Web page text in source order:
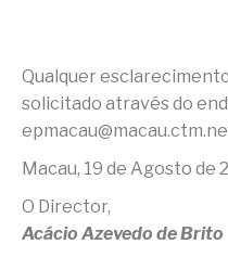
Qualquer
solicitado através do
Macau, 19 de Agosto de
O Director,
Acácio Azevedo de Brito